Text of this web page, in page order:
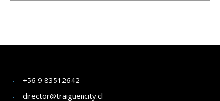
+56 9 83512642
director@traiguencity.cl